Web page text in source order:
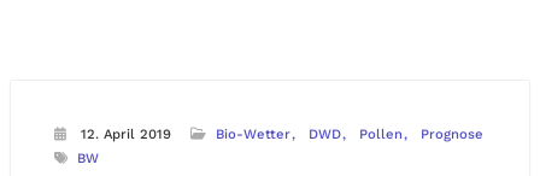
12. April 2019 Bio-Wetter DWD Pollen
Prognose
BW